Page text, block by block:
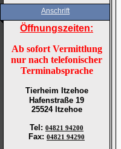
Anschrift
Öffnungszeiten:
Ab sofort Vermittlung
nur nach telefonischer
Terminabsprache
Tierheim Itzehoe
Hafenstraße 19
25524 Itzehoe
Tel : 04821 94200
Fax: 04821 94290